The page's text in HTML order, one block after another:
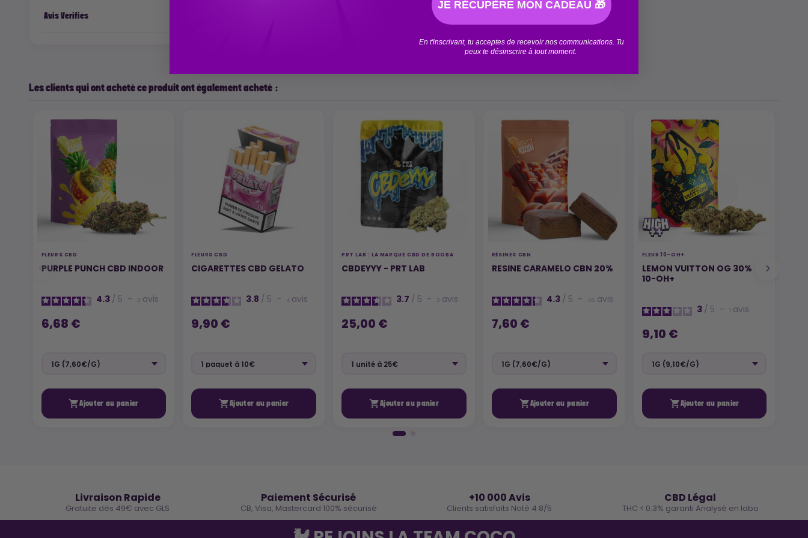
Avis Vérifiés
Les clients qui ont acheté ce produit ont également acheté :
FLEURS CBD
PURPLE PUNCH CBD INDOOR
4.3 / 5 - 3 avis
6,68 €
Ajouter au panier
FLEURS CBD
CIGARETTES CBD GELATO
3.8 / 5 - 4 avis
9,90 €
Ajouter au panier
PRT LAB : LA MARQUE CBD DE BOOBA
CBDEYYY - PRT LAB
3.7 / 5 - 3 avis
25,00 €
Ajouter au panier
RÉSINES CBN
RESINE CARAMELO CBN 20%
4.3 / 5 - 46 avis
7,60 €
Ajouter au panier
FLEUR 10-OH+
LEMON VUITTON OG 30%
10-OH+
3 / 5 - 1 avis
9,10 €
Ajouter au panier
Livraison Rapide
Gratuite dès 49€ avec GLS
Paiement Sécurisé
CB, Visa, Mastercard 100% sécurisé
+10 000 Avis
Clients satisfaits Noté 4.8/5
CBD Légal
THC < 0.3% garanti Analysé en labo
JE RÉCUPÈRE MON CADEAU 🎁
En t'inscrivant, tu acceptes de recevoir nos communications. Tu
peux te désinscrire à tout moment.